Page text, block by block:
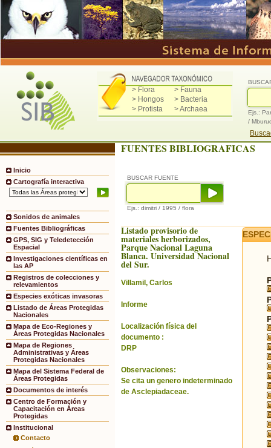
> Flora
> Fauna
> Hongos
> Bacteria
> Protista
> Archaea
Ejs.:
/
Inicio
Cartografía interactiva
Sonidos de animales
Fuentes Bibliográficas
GPS, SIG y Teledetección
Espacial
Investigaciones científicas en
las AP
Registros de colecciones y
relevamientos
Especies exóticas invasoras
Listado de Áreas Protegidas
Nacionales
Mapa de Eco-Regiones y
Áreas Protegidas Nacionales
Mapa de Regiones
Administrativas y Áreas
Protegidas Nacionales
Mapa del Sistema Federal de
Áreas Protegidas
Documentos de interés
Centro de Formación y
Capacitación en Áreas
Protegidas
Institucional
Contacto
FUENTES BIBLIOGRAFICAS
BUSCAR FUENTE
Ejs.: dimitri / 1995 / flora
Listado provisorio de
materiales herborizados,
Parque Nacional Laguna
Blanca. Universidad Nacional
del Sur.
Villamil, Carlos
Informe
Localización física del
documento :
DRP
Observaciones:
Se cita un genero indeterminado
de Asclepiadaceae.